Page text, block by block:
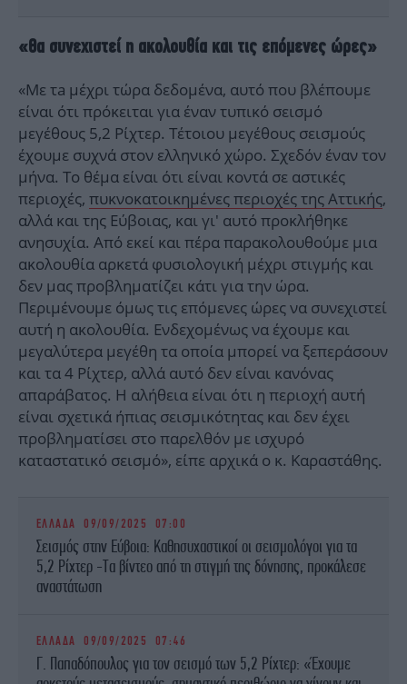
«Θα συνεχιστεί η ακολουθία και τις επόμενες ώρες»
«Με τa μέχρι τώρα δεδομένα, αυτό που βλέπουμε
είναι ότι πρόκειται για έναν τυπικό σεισμό
μεγέθους 5,2 Ρίχτερ. Τέτοιου μεγέθους σεισμούς
έχουμε συχνά στον ελληνικό χώρο. Σχεδόν έναν τον
μήνα. Το θέμα είναι ότι είναι κοντά σε αστικές
περιοχές, πυκνοκατοικημένες περιοχές της Αττικής,
αλλά και της Εύβοιας, και γι' αυτό προκλήθηκε
ανησυχία. Από εκεί και πέρα παρακολουθούμε μια
ακολουθία αρκετά φυσιολογική μέχρι στιγμής και
δεν μας προβληματίζει κάτι για την ώρα.
Περιμένουμε όμως τις επόμενες ώρες να συνεχιστεί
αυτή η ακολουθία. Ενδεχομένως να έχουμε και
μεγαλύτερα μεγέθη τα οποία μπορεί να ξεπεράσουν
και τα 4 Ρίχτερ, αλλά αυτό δεν είναι κανόνας
απαράβατος. Η αλήθεια είναι ότι η περιοχή αυτή
είναι σχετικά ήπιας σεισμικότητας και δεν έχει
προβληματίσει στο παρελθόν με ισχυρό
καταστατικό σεισμό», είπε αρχικά ο κ. Καραστάθης.
ΕΛΛΑΔΑ 09/09/2025 07:00
Σεισμός στην Εύβοια: Καθησυχαστικοί οι σεισμολόγοι για τα
5,2 Ρίχτερ -Τα βίντεο από τη στιγμή της δόνησης, προκάλεσε
αναστάτωση
ΕΛΛΑΔΑ 09/09/2025 07:46
Γ. Παπαδόπουλος για τον σεισμό των 5,2 Ρίχτερ: «Έχουμε